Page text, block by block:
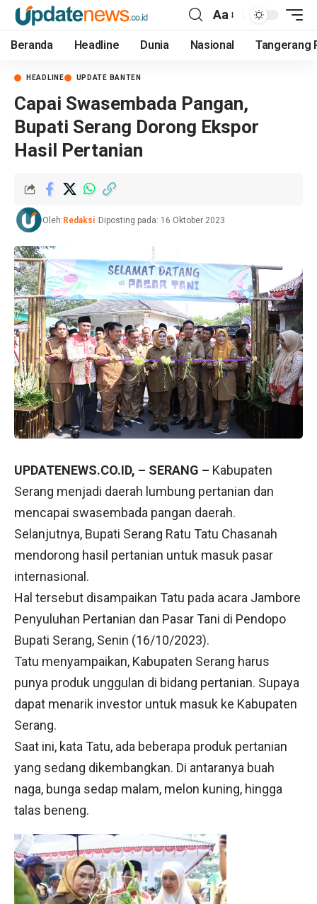
Aa
Beranda Headline Dunia Nasional Tangerang
HEADLINE UPDATE BANTEN
Capai Swasembada Pangan,
Bupati Serang Dorong Ekspor
Hasil Pertanian
Oleh: Redaksi Diposting pada: 16 Oktober 2023
UPDATENEWS.CO.ID, – SERANG – Kabupaten
Serang menjadi daerah lumbung pertanian dan
mencapai swasembada pangan daerah.
Selanjutnya, Bupati Serang Ratu Tatu Chasanah
mendorong hasil pertanian untuk masuk pasar
internasional.
Hal tersebut disampaikan Tatu pada acara Jambore
Penyuluhan Pertanian dan Pasar Tani di Pendopo
Bupati Serang, Senin (16/10/2023).
Tatu menyampaikan, Kabupaten Serang harus
punya produk unggulan di bidang pertanian. Supaya
dapat menarik investor untuk masuk ke Kabupaten
Serang.
Saat ini, kata Tatu, ada beberapa produk pertanian
yang sedang dikembangkan. Di antaranya buah
naga, bunga sedap malam, melon kuning, hingga
talas beneng.